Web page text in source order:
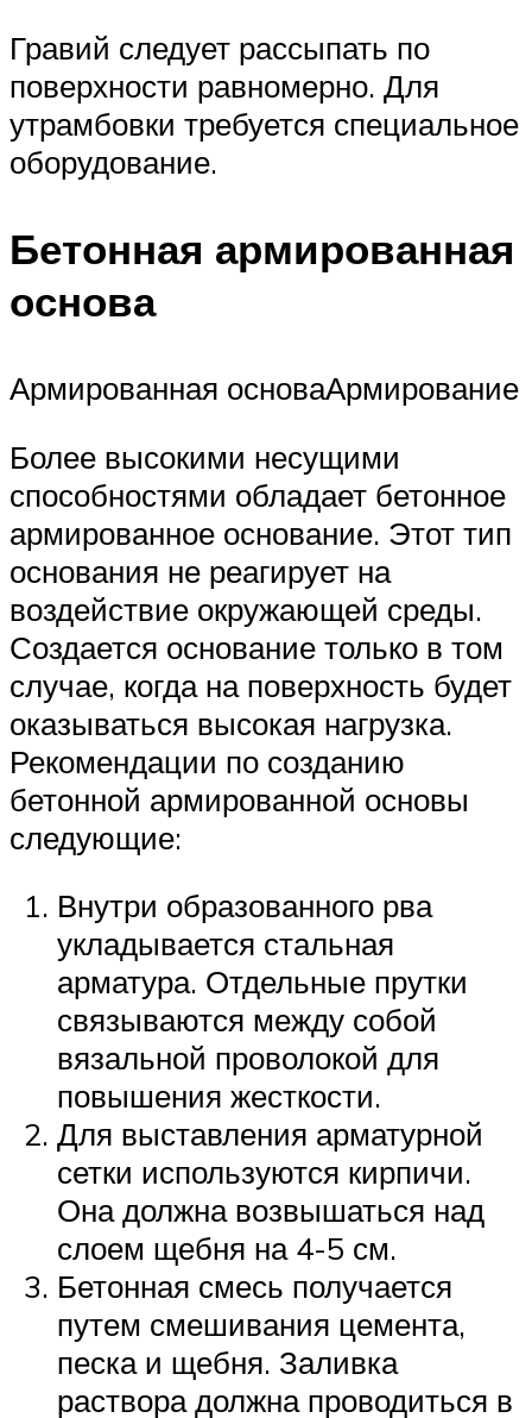
Гравий следует рассыпать по
поверхности равномерно. Для
утрамбовки требуется специальное
оборудование.
Бетонная армированная
основа
Армированная основаАрмирование
Более высокими несущими
способностями обладает бетонное
армированное основание. Этот тип
основания не реагирует на
воздействие окружающей среды.
Создается основание только в том
случае, когда на поверхность будет
оказываться высокая нагрузка.
Рекомендации по созданию
бетонной армированной основы
следующие:
Внутри образованного рва
укладывается стальная
арматура. Отдельные прутки
связываются между собой
вязальной проволокой для
повышения жесткости.
Для выставления арматурной
сетки используются кирпичи.
Она должна возвышаться над
слоем щебня на 4-5 см.
Бетонная смесь получается
путем смешивания цемента,
песка и щебня. Заливка
раствора должна проводиться в